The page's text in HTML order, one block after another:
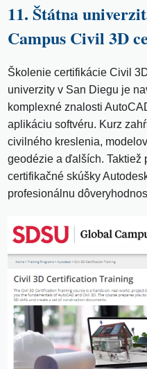
11. Štátna
Campus Civil 3D
Školenie certifikácie Civil
univerzity v San Diegu je
komplexné znalosti
aplikáciu softvéru. Kurz
civilného kreslenia,
geodézie a ďalších. Taktiež
certifikačné skúšky
profesionálnu